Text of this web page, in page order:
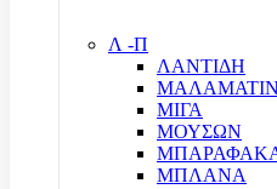
Λ -Π
ΛΑΝΤΙΔΗ
ΜΙΓΑ
ΜΟΥΣΩΝ
ΜΠΛΑΝΑ